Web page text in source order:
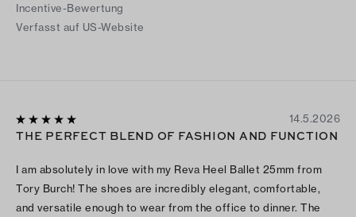
Incentive-Bewertung
Verfasst auf US-Website
14.5.2026
THE PERFECT BLEND OF FASHION AND FUNCTION
I am absolutely in love with my Reva Heel Ballet 25mm from
Tory Burch! The shoes are incredibly elegant, comfortable,
and versatile enough to wear from the office to dinner. The